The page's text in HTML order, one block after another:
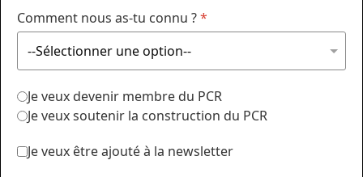
Comment nous as-tu connu ?*
Je veux devenir membre du PCR
Je veux soutenir la construction du PCR
Je veux être ajouté à la newsletter